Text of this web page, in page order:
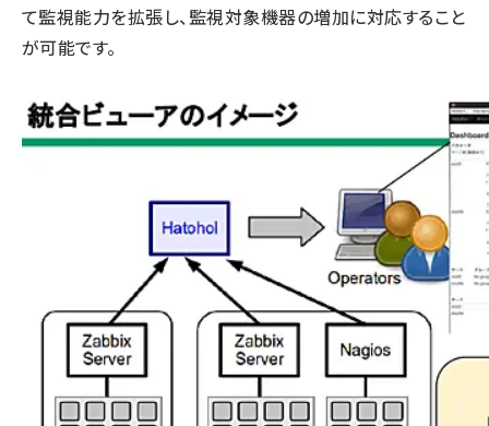
て監視能力を拡張し、監視対象機器の増加に対応すること
が可能です。